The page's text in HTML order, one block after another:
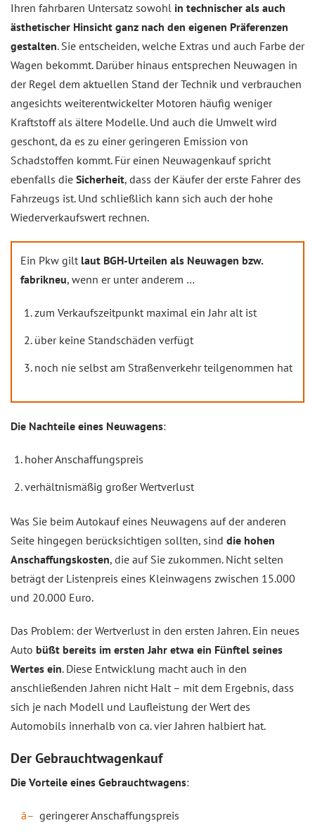
Ihren fahrbaren Untersatz sowohl in technischer als auch
ästhetischer Hinsicht ganz nach den eigenen Präferenzen
gestalten. Sie entscheiden, welche Extras und auch Farbe der
Wagen bekommt. Darüber hinaus entsprechen Neuwagen in
der Regel dem aktuellen Stand der Technik und verbrauchen
angesichts weiterentwickelter Motoren häufig weniger
Kraftstoff als ältere Modelle. Und auch die Umwelt wird
geschont, da es zu einer geringeren Emission von
Schadstoffen kommt. Für einen Neuwagenkauf spricht
ebenfalls die Sicherheit, dass der Käufer der erste Fahrer des
Fahrzeugs ist. Und schließlich kann sich auch der hohe
Wiederverkaufswert rechnen.
Ein Pkw gilt laut BGH-Urteilen als Neuwagen bzw.
fabrikneu, wenn er unter anderem …
zum Verkaufszeitpunkt maximal ein Jahr alt ist
über keine Standschäden verfügt
noch nie selbst am Straßenverkehr teilgenommen hat
Die Nachteile eines Neuwagens:
hoher Anschaffungspreis
verhältnismäßig großer Wertverlust
Was Sie beim Autokauf eines Neuwagens auf der anderen
Seite hingegen berücksichtigen sollten, sind die hohen
Anschaffungskosten, die auf Sie zukommen. Nicht selten
beträgt der Listenpreis eines Kleinwagens zwischen 15.000
und 20.000 Euro.
Das Problem: der Wertverlust in den ersten Jahren. Ein neues
Auto büßt bereits im ersten Jahr etwa ein Fünftel seines
Wertes ein. Diese Entwicklung macht auch in den
anschließenden Jahren nicht Halt – mit dem Ergebnis, dass
sich je nach Modell und Laufleistung der Wert des
Automobils innerhalb von ca. vier Jahren halbiert hat.
Der Gebrauchtwagenkauf
Die Vorteile eines Gebrauchtwagens:
geringerer Anschaffungspreis